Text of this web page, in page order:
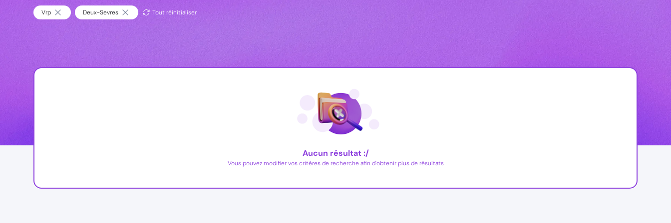
Vrp Deux-Sevres Tout réinitialiser
Aucun résultat :/
Vous pouvez modifier vos critères de recherche afin d'obtenir plus de résultats